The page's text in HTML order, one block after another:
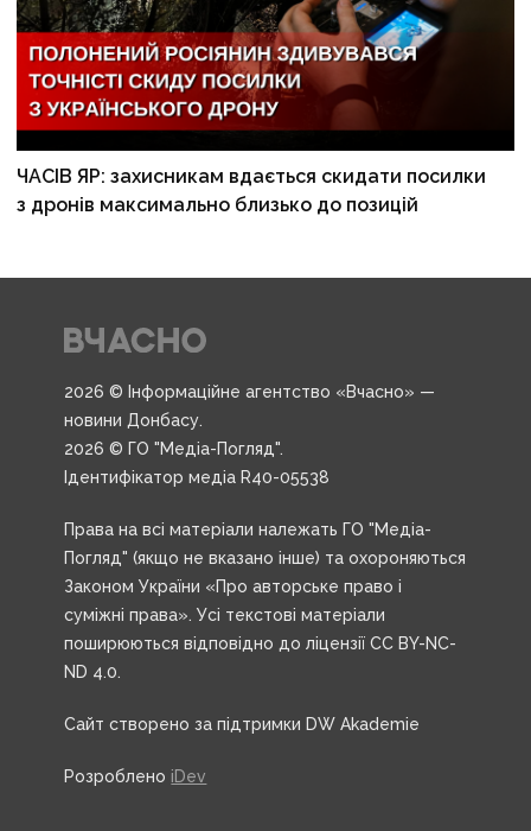
ЧАСІВ ЯР: захисникам вдається скидати посилки
з дронів максимально близько до позицій
2026 © Інформаційне агентство «Вчасно» —
новини Донбасу.
2026 © ГО "Медіа-Погляд".
Ідентифікатор медіа R40-05538
Права на всі матеріали належать ГО "Медіа-
Погляд" (якщо не вказано інше) та охороняються
Законом України «Про авторське право і
суміжні права». Усі текстові матеріали
поширюються відповідно до ліцензії CC BY-NC-
ND 4.0.
Сайт створено за підтримки DW Akademie
Розроблено iDev